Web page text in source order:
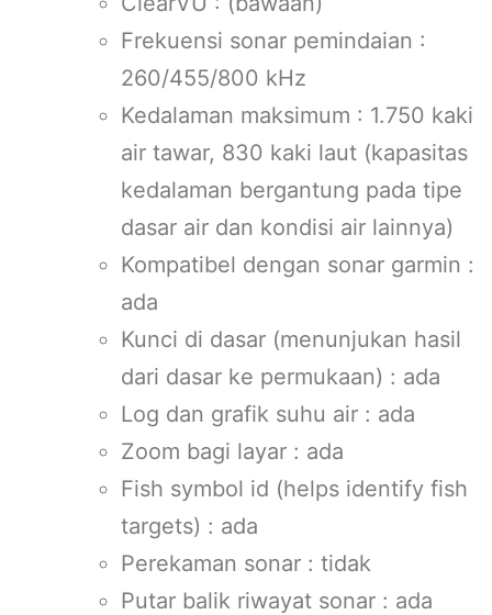
Frekuensi sonar pemindaian :
260/455/800 kHz
Kedalaman maksimum : 1.750 kaki
air tawar, 830 kaki laut (kapasitas
kedalaman bergantung pada tipe
dasar air dan kondisi air lainnya)
Kompatibel dengan sonar garmin :
ada
Kunci di dasar (menunjukan hasil
dari dasar ke permukaan) : ada
Log dan grafik suhu air : ada
Zoom bagi layar : ada
Fish symbol id (helps identify fish
targets) : ada
Perekaman sonar : tidak
Putar balik riwayat sonar : ada